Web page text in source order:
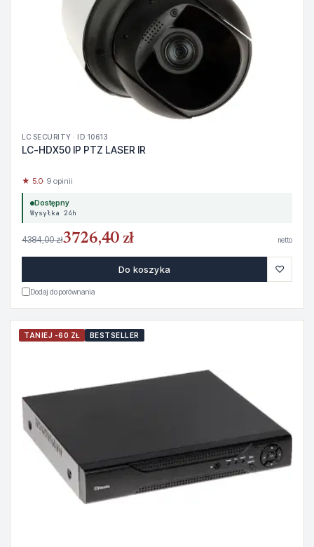
LC SECURITY · ID 10613
LC-HDX50 IP PTZ LASER IR
★ 5.0· 9 opinii
Dostępny
Wysyłka 24h
4384,00 zł3726,40 zł netto
Do koszyka ♡
Dodaj do porównania
TANIEJ -60 ZŁ BESTSELLER